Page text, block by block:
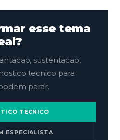
esse tema
sustentacao,
tecnico para
parar.
TECNICO
ESPECIALISTA